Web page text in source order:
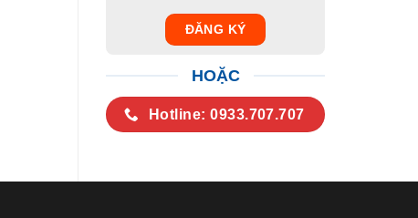
HOẶC
Hotline: 0933.707.707